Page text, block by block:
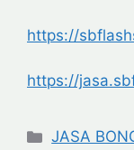
https://
https://
Categories
JASA